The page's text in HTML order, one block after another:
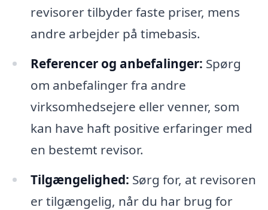
revisorer tilbyder faste priser, mens
andre arbejder på timebasis.
Referencer og anbefalinger: Spørg
om anbefalinger fra andre
virksomhedsejere eller venner, som
kan have haft positive erfaringer med
en bestemt revisor.
Tilgængelighed: Sørg for, at revisoren
er tilgængelig, når du har brug for